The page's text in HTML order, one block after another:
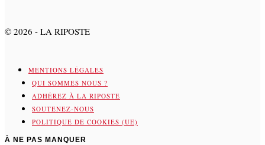
© 2026 - LA RIPOSTE
MENTIONS LÉGALES
QUI SOMMES NOUS ?
ADHÉREZ À LA RIPOSTE
SOUTENEZ-NOUS
POLITIQUE DE COOKIES (UE)
À NE PAS MANQUER